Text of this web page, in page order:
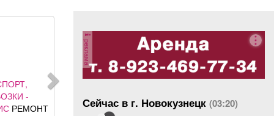
-
под
реклама
Сейчас в г. Новокузнецк (03:20)